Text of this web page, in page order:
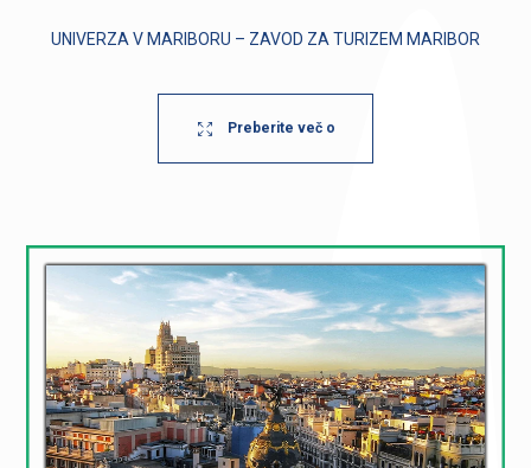
UNIVERZA V MARIBORU – ZAVOD ZA TURIZEM MARIBOR
Preberite več o